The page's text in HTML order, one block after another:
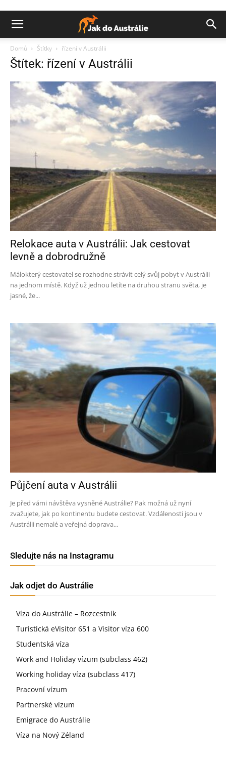
Domů Štítky řízení v Austrálii
Štítek: řízení v Austrálii
Relokace auta v Austrálii: Jak cestovat
levně a dobrodružně
Málokterý cestovatel se rozhodne strávit celý svůj pobyt v Austrálii
na jednom místě. Když už jednou letíte na druhou stranu světa, je
jasné, že...
Půjčení auta v Austrálii
Je před vámi návštěva vysněné Austrálie? Pak možná už nyní
zvažujete, jak po kontinentu budete cestovat. Vzdálenosti jsou v
Austrálii nemalé a veřejná doprava...
Sledujte nás na Instagramu
Jak odjet do Austrálie
Víza do Austrálie – Rozcestník
Turistická eVisitor 651 a Visitor víza 600
Studentská víza
Work and Holiday vízum (subclass 462)
Working holiday víza (subclass 417)
Pracovní vízum
Partnerské vízum
Emigrace do Austrálie
Víza na Nový Zéland